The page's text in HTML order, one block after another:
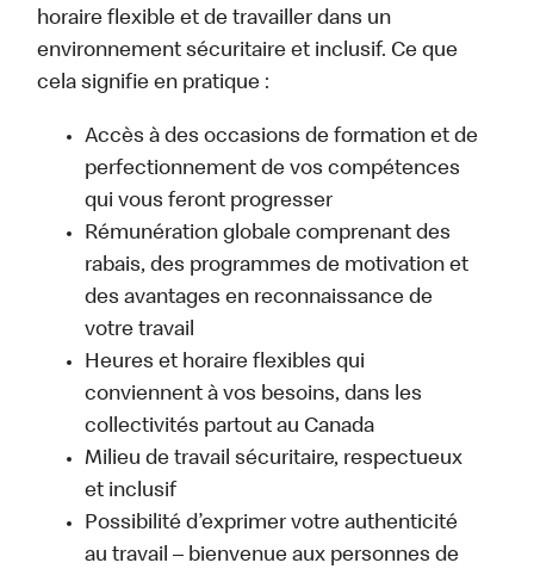
horaire flexible et de travailler dans un
environnement sécuritaire et inclusif. Ce que
cela signifie en pratique :
Accès à des occasions de formation et de
perfectionnement de vos compétences
qui vous feront progresser
Rémunération globale comprenant des
rabais, des programmes de motivation et
des avantages en reconnaissance de
votre travail
Heures et horaire flexibles qui
conviennent à vos besoins, dans les
collectivités partout au Canada
Milieu de travail sécuritaire, respectueux
et inclusif
Possibilité d’exprimer votre authenticité
au travail – bienvenue aux personnes de